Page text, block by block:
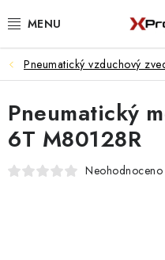
na
REALIZACE & ŘEŠENÍ
AKCE A NOVINKY
VYBAVENÍ PNEUSERVISU
Pneumatický vzduchový
Pneumatický
6T M80128R
Neohodnoceno